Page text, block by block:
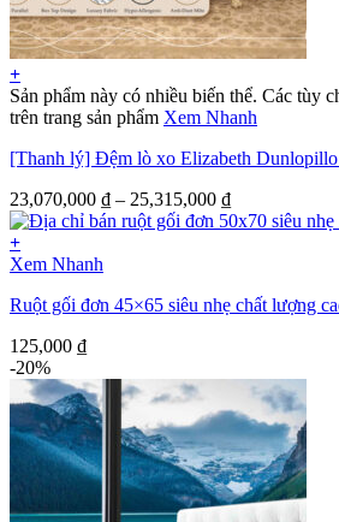
+
Sản phẩm này có nhiều biến thể. Các tùy
trên trang sản phẩm Xem Nhanh
[Thanh lý] Đệm lò xo Elizabeth Dunlopillo
23,070,000 ₫ – 25,315,000 ₫
+
Xem Nhanh
Ruột gối đơn 45×65 siêu nhẹ chất lượng
125,000 ₫
-20%